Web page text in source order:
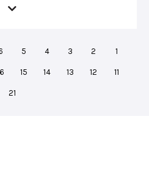
1
2
3
4
5
11
12
13
14
15
21